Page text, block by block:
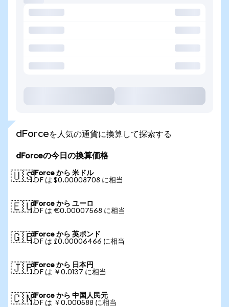
dForceを人気の通貨に換算して探索する
dForceの今日の換算価格
🇺🇸dForce から 米ドル
1 DF は $0.00008708 に相当
🇪🇺dForce から ユーロ
1 DF は €0.00007568 に相当
🇬🇧dForce から 英ポンド
1 DF は £0.00006466 に相当
🇯🇵dForce から 日本円
1 DF は ￥0.0137 に相当
🇨🇳dForce から 中国人民元
1 DF は ￥0.000588 に相当